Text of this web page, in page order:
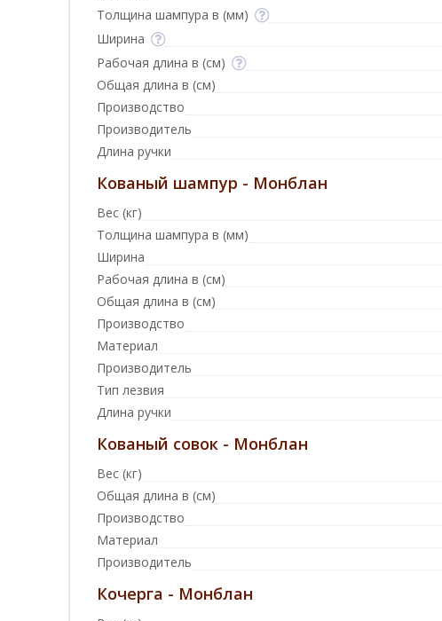
Толщина шампура в (мм)
Ширина
Рабочая длина в (см)
Общая длина в (см)
Производство
Производитель
Длина ручки
Кованый шампур - Монблан
Вес (кг)
Толщина шампура в (мм)
Ширина
Рабочая длина в (см)
Общая длина в (см)
Производство
Материал
Производитель
Тип лезвия
Длина ручки
Кованый совок - Монблан
Вес (кг)
Общая длина в (см)
Производство
Материал
Производитель
Кочерга - Монблан